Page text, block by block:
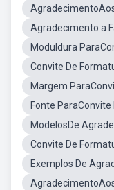
Agradecimento a
Moduldura
Convite De
Margem
Fonte
ModelosDe
Convite De
Exemplos De